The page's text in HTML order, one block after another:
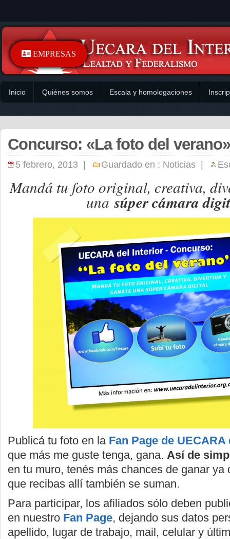
Inicio Quiénes somos Escala y homologaciones
Concurso: «La foto del verano»
5 febrero, 2013 | Guardado en : Noticias
Mandá tu foto original, creativa,
unasúper cámara
Publicá tu foto en laFan Page de
que más me guste tenga, gana. Así de
en tu muro, tenés más chances de ganar ya
que recibas allí también se suman.
Para participar, los afiliados sólo deben
en nuestro Fan Page, dejando sus datos
apellido, lugar de trabajo, mail, celular y
EMPRESAS